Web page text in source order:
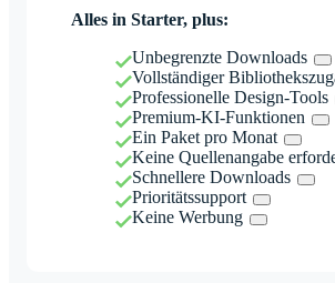
Alles in Starter, plus:
Unbegrenzte Downloads
Vollständiger
Professionelle Design-Tools
Premium-KI-Funktionen
Ein Paket pro Monat
Keine Quellenangabe
Schnellere Downloads
Prioritätssupport
Keine Werbung